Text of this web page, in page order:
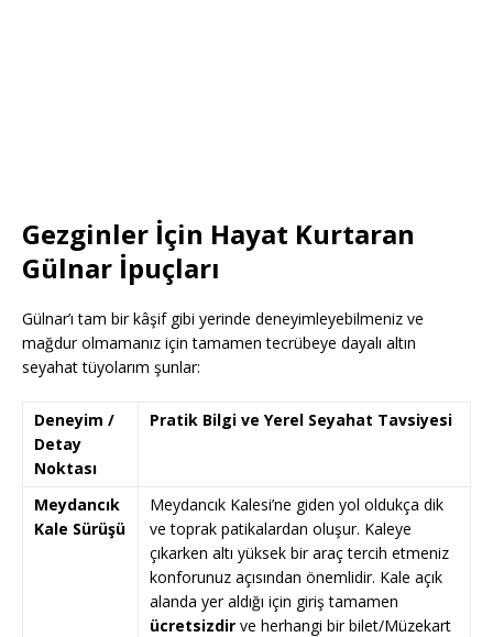
Gezginler İçin Hayat Kurtaran
Gülnar İpuçları
Gülnar’ı tam bir kâşif gibi yerinde deneyimleyebilmeniz ve
mağdur olmamanız için tamamen tecrübeye dayalı altın
seyahat tüyolarım şunlar:
Deneyim /
Detay
Noktası
Pratik Bilgi ve Yerel Seyahat Tavsiyesi
Meydancık
Kale Sürüşü
Meydancık Kalesi’ne giden yol oldukça dik
ve toprak patikalardan oluşur. Kaleye
çıkarken altı yüksek bir araç tercih etmeniz
konforunuz açısından önemlidir. Kale açık
alanda yer aldığı için giriş tamamen
ücretsizdir ve herhangi bir bilet/Müzekart